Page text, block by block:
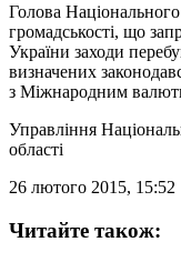
Голова
громадськості, що
України заходи
визначених
з Міжнародним
Управління
області
26 лютого 2015, 15:52
Читайте також: